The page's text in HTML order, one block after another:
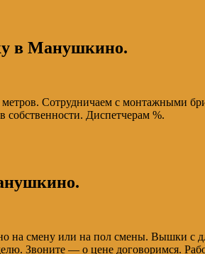
в Манушкино.
Сотрудничаем с монтажными
собственности. Диспетчерам %.
на смену или на пол смены. Вышки с
Звоните — о цене договоримся.